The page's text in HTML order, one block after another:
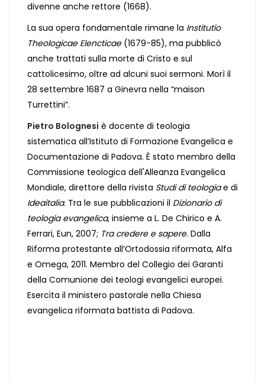
divenne anche rettore (1668).
La sua opera fondamentale rimane la Institutio
Theologicae Elencticae(1679-85), ma pubblicò
anche trattati sulla morte di Cristo e sul
cattolicesimo, oltre ad alcuni suoi sermoni. Morì il
28 settembre 1687 a Ginevra nella “maison
Turrettini”.
Pietro Bolognesi è docente di teologia
sistematica all’Istituto di Formazione Evangelica e
Documentazione di Padova. È stato membro della
Commissione teologica dell'Alleanza Evangelica
Mondiale, direttore della rivista Studi di teologiae di
Ideaitalia. Tra le sue pubblicazioni il Dizionario di
teologia evangelica, insieme a L. De Chirico e A.
Ferrari, Eun, 2007; Tra credere e sapere. Dalla
Riforma protestante all’Ortodossia riformata, Alfa
e Omega, 2011. Membro del Collegio dei Garanti
della Comunione dei teologi evangelici europei.
Esercita il ministero pastorale nella Chiesa
evangelica riformata battista di Padova.